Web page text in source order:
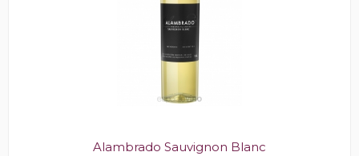
Alambrado Sauvignon Blanc